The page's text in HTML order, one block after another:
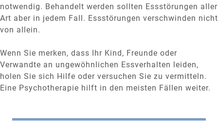
notwendig. Behandelt werden sollten Essstörungen aller
Art aber in jedem Fall. Essstörungen verschwinden nicht
von allein.
Wenn Sie merken, dass Ihr Kind, Freunde oder
Verwandte an ungewöhnlichen Essverhalten leiden,
holen Sie sich Hilfe oder versuchen Sie zu vermitteln.
Eine Psychotherapie hilft in den meisten Fällen weiter.